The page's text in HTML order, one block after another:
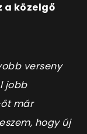
a közelgő
verseny
jobb
már
hogy új